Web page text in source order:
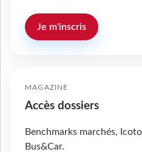
Je m'inscris
MAGAZINE
Accès dossiers
Benchmarks marchés,
Bus&Car.